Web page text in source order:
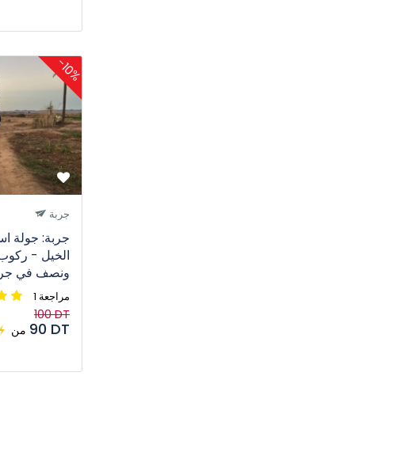
-10%
جربة
جربة: جولة
الخيل -
ونصف في
1 مراجعة
من
100 DT
90 DT